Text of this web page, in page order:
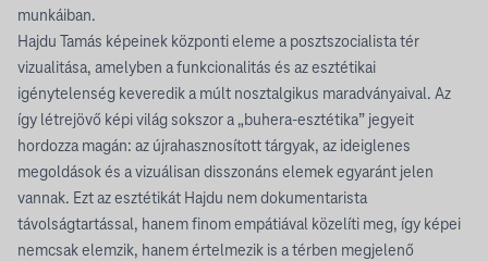
munkáiban.
Hajdu Tamás képeinek központi eleme a posztszocialista tér
vizualitása, amelyben a funkcionalitás és az esztétikai
igénytelenség keveredik a múlt nosztalgikus maradványaival. Az
így létrejövő képi világ sokszor a „buhera-esztétika” jegyeit
hordozza magán: az újrahasznosított tárgyak, az ideiglenes
megoldások és a vizuálisan disszonáns elemek egyaránt jelen
vannak. Ezt az esztétikát Hajdu nem dokumentarista
távolságtartással, hanem finom empátiával közelíti meg, így képei
nemcsak elemzik, hanem értelmezik is a térben megjelenő